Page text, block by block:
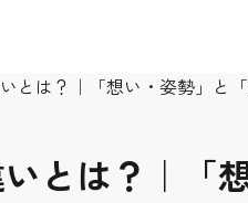
とは？｜「想い・姿勢」と
とは？｜「